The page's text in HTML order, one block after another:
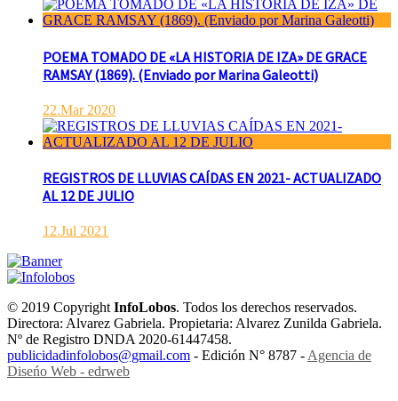
POEMA TOMADO DE «LA HISTORIA DE IZA» DE GRACE
RAMSAY (1869). (Enviado por Marina Galeotti)
22.Mar 2020
REGISTROS DE LLUVIAS CAÍDAS EN 2021- ACTUALIZADO
AL 12 DE JULIO
12.Jul 2021
© 2019 CopyrightInfoLobos. Todos los derechos reservados.
Directora: Alvarez Gabriela. Propietaria: Alvarez Zunilda Gabriela.
Nº de Registro DNDA 2020-61447458.
publicidadinfolobos@gmail.com - Edición N° 8787 -Agencia de
Diseńo Web - edrweb